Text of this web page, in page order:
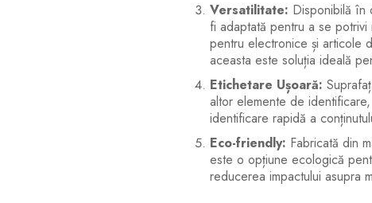
Versatilitate: Disponibilă în
fi adaptată pentru a se
pentru electronice și articole
aceasta este soluția ideală
Etichetare Ușoară:
altor elemente de
identificare rapidă a
Eco-friendly: Fabricată din
este o opțiune ecologică
reducerea impactului asupra